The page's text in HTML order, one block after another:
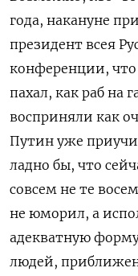
года, накануне
президент всея
конференции, что
пахал, как раб на
восприняли как
Путин уже
ладно бы, что
совсем не те
не юморил, а
адекватную
людей,